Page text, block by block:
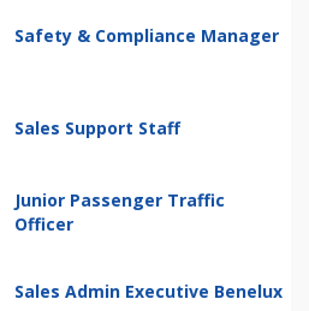
Safety & Compliance Manager
Sales Support Staff
Junior Passenger Traffic
Officer
Sales Admin Executive Benelux